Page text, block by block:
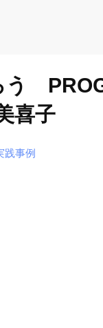
喜子
践事例